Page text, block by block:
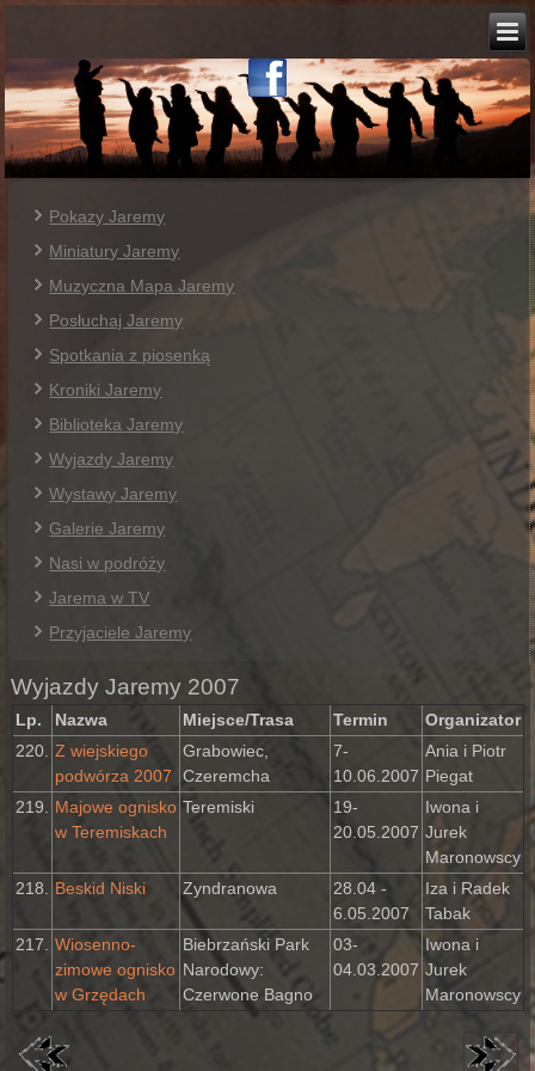
Pokazy Jaremy
Miniatury Jaremy
Muzyczna Mapa Jaremy
Posłuchaj Jaremy
Spotkania z piosenką
Kroniki Jaremy
Biblioteka Jaremy
Wyjazdy Jaremy
Wystawy Jaremy
Galerie Jaremy
Nasi w podróży
Jarema w TV
Przyjaciele Jaremy
Wyjazdy Jaremy 2007
Lp. Nazwa Miejsce/Trasa Termin
Organizator
220. Z wiejskiego
podwórza 2007
Grabowiec,
Czeremcha
7-
10.06.2007
Ania i Piotr
Piegat
219. Majowe ognisko
w Teremiskach
Teremiski
19-
20.05.2007
Iwona i
Jurek
Maronowscy
218. Beskid Niski Zyndranowa
28.04 -
6.05.2007
Iza i Radek
Tabak
217. Wiosenno-
zimowe ognisko
w Grzędach
Biebrzański Park
Narodowy:
Czerwone Bagno
03-
04.03.2007
Iwona i
Jurek
Maronowscy